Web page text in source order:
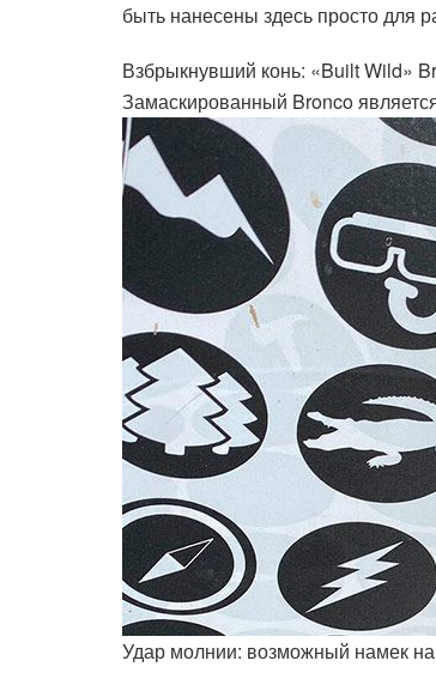
быть нанесены здесь просто для
Взбрыкнувший конь: «Built Wild»
Замаскированный Bronco
Удар молнии: возможный намек